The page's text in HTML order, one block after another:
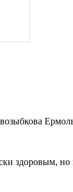
здоровым,